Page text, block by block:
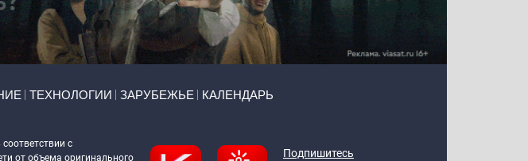
ТЕХНОЛОГИИ ЗАРУБЕЖЬЕ КАЛЕНДАРЬ
с
от объема оригинального
Подпишитесь